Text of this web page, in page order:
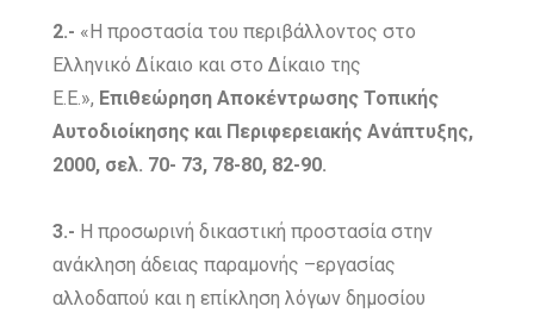
2.- «Η προστασία του περιβάλλοντος στο
Ελληνικό Δίκαιο και στο Δίκαιο της
Ε.Ε.», Επιθεώρηση Αποκέντρωσης Τοπικής
Αυτοδιοίκησης και Περιφερειακής Ανάπτυξης,
2000, σελ. 70- 73, 78-80, 82-90.
3.- Η προσωρινή δικαστική προστασία στην
ανάκληση άδειας παραμονής –εργασίας
αλλοδαπού και η επίκληση λόγων δημοσίου